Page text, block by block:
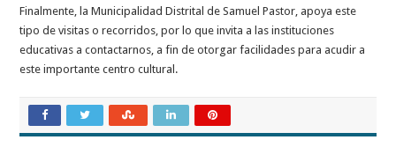
Finalmente, la Municipalidad Distrital de Samuel Pastor, apoya este
tipo de visitas o recorridos, por lo que invita a las instituciones
educativas a contactarnos, a fin de otorgar facilidades para acudir a
este importante centro cultural.